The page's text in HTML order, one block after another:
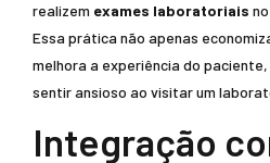
realizem exames laboratoriais
Essa prática não apenas
melhora a experiência do
sentir ansioso ao visitar um
Integração